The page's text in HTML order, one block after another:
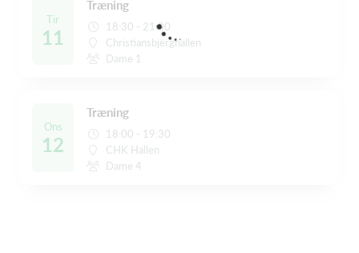
Tir
11
Træning
18:30 - 21:00
Christiansbjerghallen
Dame 1
Ons
12
Træning
18:00 - 19:30
CHK Hallen
Dame 4